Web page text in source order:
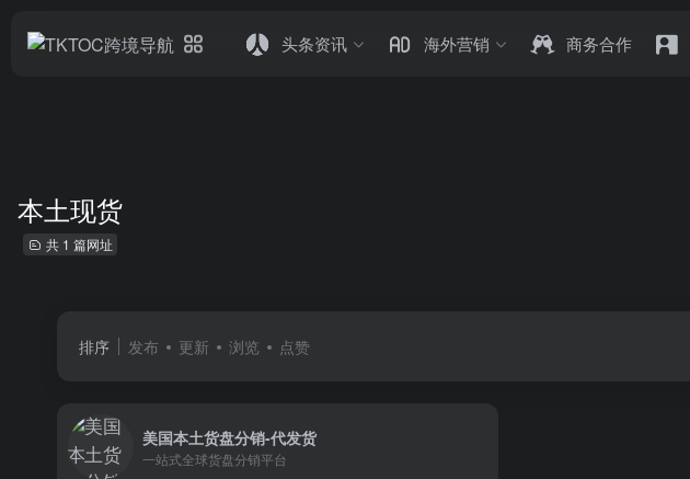
头条资讯 海外营销 商务合作
本土现货
共 1 篇网址
排序 发布 更新 浏览 点赞
美国本土货盘分销-代发货
一站式全球货盘分销平台